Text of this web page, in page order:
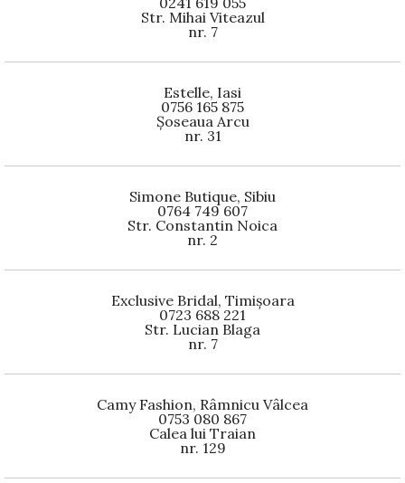
Str. Mihai Viteazul
nr. 7
Estelle, Iasi
0756 165 875
Șoseaua Arcu
nr. 31
Simone Butique, Sibiu
0764 749 607
Str. Constantin Noica
nr. 2
Exclusive Bridal, Timișoara
0723 688 221
Str. Lucian Blaga
nr. 7
Camy Fashion, Râmnicu Vâlcea
0753 080 867
Calea lui Traian
nr. 129